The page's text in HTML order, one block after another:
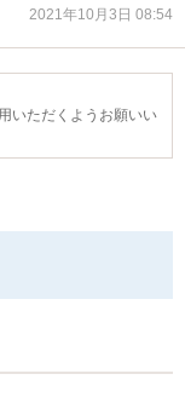
2021年10月3日 08:54
いただくようお願いい